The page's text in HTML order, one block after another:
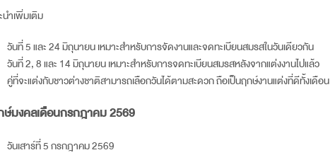
นำเพิ่มเติม
วันที่ 5 และ 24 มิถุนายน เหมาะสำหรับการจัดงานและจดทะเบียนสมรสในวันเดียวกัน
วันที่ 2, 8 และ 14 มิถุนายน เหมาะสำหรับการจดทะเบียนสมรสหลังจากแต่งงานไปแล้ว
คู่ที่จะแต่งกับชาวต่างชาติสามารถเลือกวันได้ตามสะดวก ถือเป็นฤกษ์งานแต่งที่ดีทั้งเดือน
ษ์มงคลเดือนกรกฎาคม2569
วันเสาร์ที่ 5 กรกฎาคม2569